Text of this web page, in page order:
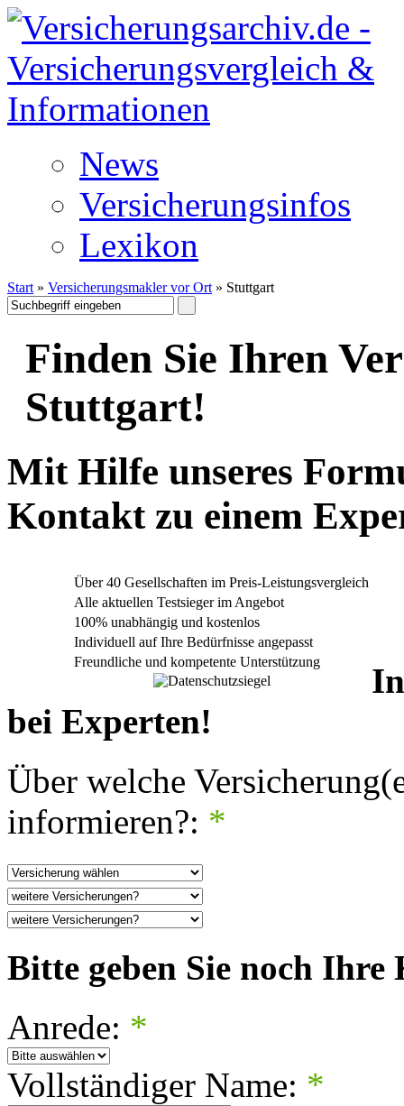
News
Versicherungsinfos
Lexikon
Start » Versicherungsmakler vor Ort » Stuttgart
Finden Sie Ihren
Stuttgart!
Mit Hilfe unseres
Kontakt zu einem
Über 40 Gesellschaften im Preis-Leistungsvergleich
Alle aktuellen Testsieger im Angebot
100% unabhängig und kostenlos
Individuell auf Ihre Bedürfnisse angepasst
Freundliche und kompetente Unterstützung
bei Experten!
Über welche
informieren?: *
Bitte geben Sie noch
Anrede: *
Vollständiger Name: *